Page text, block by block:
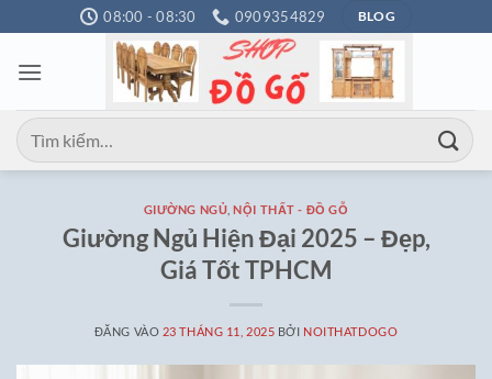
qua
nội
08:00 - 08:30 0909354829 BLOG
Tìm
kiếm:
GIƯỜNG NGỦ ,NỘI THẤT - ĐỒ GỖ
Giường Ngủ Hiện Đại 2025 – Đẹp,
Giá Tốt TPHCM
ĐĂNG VÀO 23 THÁNG 11, 2025 BỞI NOITHATDOGO